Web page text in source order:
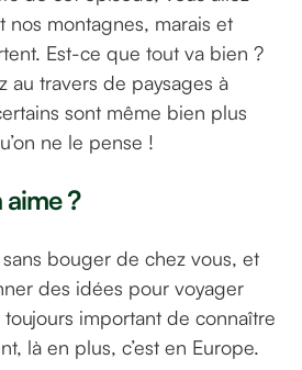
montagnes, marais et
Est-ce que tout va bien ?
au travers de paysages à
sont même bien plus
ne le pense !
aime ?
bouger de chez vous, et
des idées pour voyager
important de connaître
là en plus, c’est en Europe.